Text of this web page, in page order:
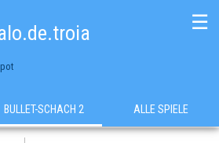
☰
BULLET-SCHACH 2 ALLE SPIELE